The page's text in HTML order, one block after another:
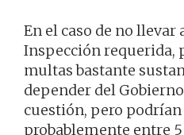
En el caso de no llevar
Inspección requerida,
multas bastante
depender del
cuestión, pero
probablemente entre